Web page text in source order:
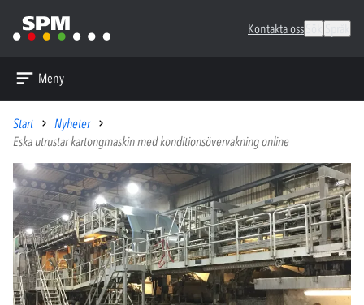
Kontakta oss
Meny
Start
Nyheter
Eska utrustar kartongmaskin med konditionsövervakning online